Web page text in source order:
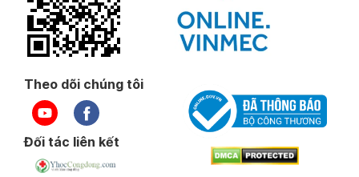
Theo dõi chúng tôi
Đối tác liên kết